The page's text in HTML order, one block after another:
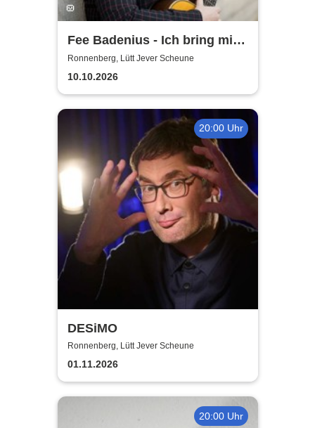
Fee Badenius - Ich bring mich
ganz groß raus
Ronnenberg, Lütt Jever Scheune
10.10.2026
20:00 Uhr
DESiMO
Ronnenberg, Lütt Jever Scheune
01.11.2026
20:00 Uhr